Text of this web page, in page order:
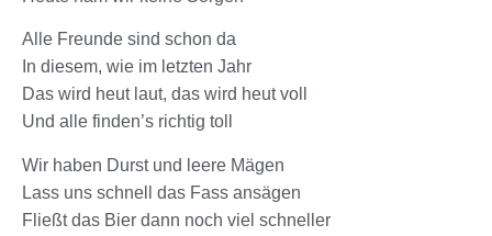
Alle Freunde sind schon da
In diesem, wie im letzten Jahr
Das wird heut laut, das wird heut voll
Und alle finden’s richtig toll
Wir haben Durst und leere Mägen
Lass uns schnell das Fass ansägen
Fließt das Bier dann noch viel schneller